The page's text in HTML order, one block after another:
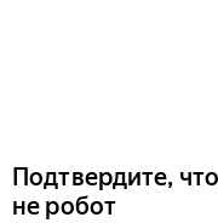
Подтвердите,
не робот